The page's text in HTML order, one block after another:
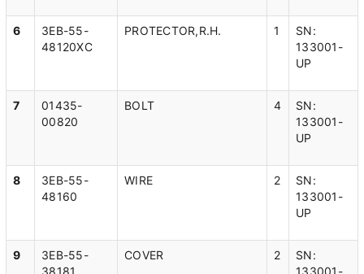
6
3EB-55-
48120XC
PROTECTOR,R.H. 1
SN:
133001-
UP
7
01435-
00820
BOLT 4
SN:
133001-
UP
8
3EB-55-
48160
WIRE 2
SN:
133001-
UP
9
3EB-55-
COVER 2
SN: